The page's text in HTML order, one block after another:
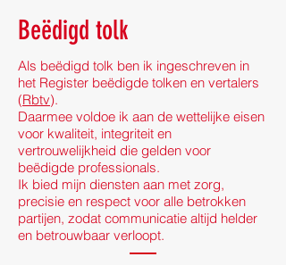
Beëdigd tolk
Als beëdigd tolk ben ik ingeschreven in
het Register beëdigde tolken en vertalers
(Rbtv).
Daarmee voldoe ik aan de wettelijke eisen
voor kwaliteit, integriteit en
vertrouwelijkheid die gelden voor
beëdigde professionals.
Ik bied mijn diensten aan met zorg,
precisie en respect voor alle betrokken
partijen, zodat communicatie altijd helder
en betrouwbaar verloopt.